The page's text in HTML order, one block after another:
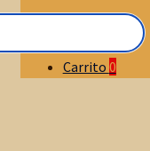
Carrito 0